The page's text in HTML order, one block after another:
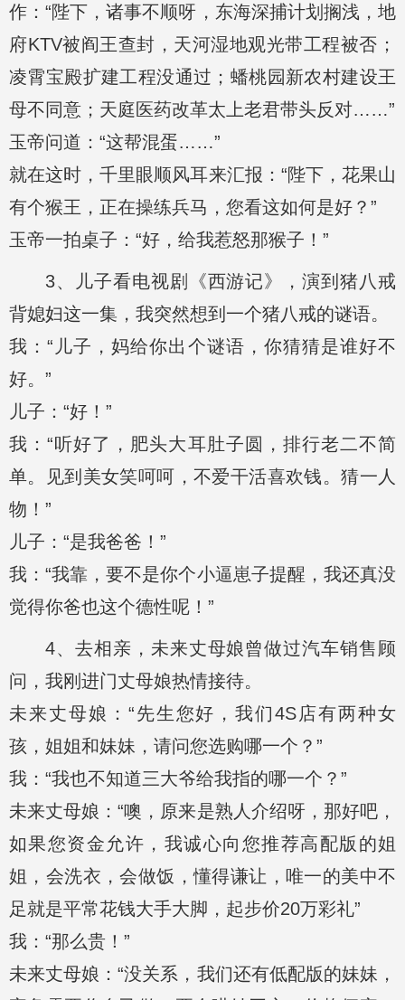
作：“陛下，诸事不顺呀，东海深捕计划搁浅，地
府KTV被阎王查封，天河湿地观光带工程被否；
凌霄宝殿扩建工程没通过；蟠桃园新农村建设王
母不同意；天庭医药改革太上老君带头反对……”
玉帝问道：“这帮混蛋……”
就在这时，千里眼顺风耳来汇报：“陛下，花果山
有个猴王，正在操练兵马，您看这如何是好？”
玉帝一拍桌子：“好，给我惹怒那猴子！”
3、儿子看电视剧《西游记》，演到猪八戒
背媳妇这一集，我突然想到一个猪八戒的谜语。
我：“儿子，妈给你出个谜语，你猜猜是谁好不
好。”
儿子：“好！”
我：“听好了，肥头大耳肚子圆，排行老二不简
单。见到美女笑呵呵，不爱干活喜欢钱。猜一人
物！”
儿子：“是我爸爸！”
我：“我靠，要不是你个小逼崽子提醒，我还真没
觉得你爸也这个德性呢！”
4、去相亲，未来丈母娘曾做过汽车销售顾
问，我刚进门丈母娘热情接待。
未来丈母娘：“先生您好，我们4S店有两种女
孩，姐姐和妹妹，请问您选购哪一个？”
我：“我也不知道三大爷给我指的哪一个？”
未来丈母娘：“噢，原来是熟人介绍呀，那好吧，
如果您资金允许，我诚心向您推荐高配版的姐
姐，会洗衣，会做饭，懂得谦让，唯一的美中不
足就是平常花钱大手大脚，起步价20万彩礼”
我：“那么贵！”
未来丈母娘：“没关系，我们还有低配版的妹妹，